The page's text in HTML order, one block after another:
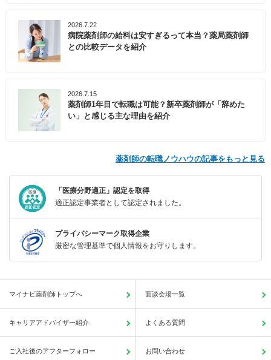
2026.7.22
病院薬剤師の給料は安すぎるって本当？薬局薬剤師
との比較データを紹介
2026.7.15
薬剤師1年目で転職は可能？新卒薬剤師が「辞めた
い」と感じる主な理由を紹介
薬剤師の転職ノウハウの記事をもっと見る
「医療分野適正」認定を取得
適正認定事業者として認定されました。
プライバシーマーク取得企業
厳密な管理基準で個人情報をお守りします。
マイナビ薬剤師トップへ 面談会場一覧
キャリアアドバイザー紹介 よくある質問
ご入社後のアフターフォロー お問い合わせ